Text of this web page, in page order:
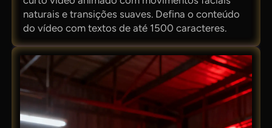
naturais e transições suaves. Defina o conteúdo
do vídeo com textos de até 1500 caracteres.